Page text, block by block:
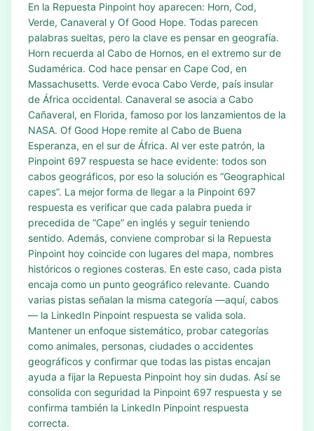
En la Repuesta Pinpoint hoy aparecen: Horn, Cod,
Verde, Canaveral y Of Good Hope. Todas parecen
palabras sueltas, pero la clave es pensar en geografía.
Horn recuerda al Cabo de Hornos, en el extremo sur de
Sudamérica. Cod hace pensar en Cape Cod, en
Massachusetts. Verde evoca Cabo Verde, país insular
de África occidental. Canaveral se asocia a Cabo
Cañaveral, en Florida, famoso por los lanzamientos de la
NASA. Of Good Hope remite al Cabo de Buena
Esperanza, en el sur de África. Al ver este patrón, la
Pinpoint 697 respuesta se hace evidente: todos son
cabos geográficos, por eso la solución es “Geographical
capes”. La mejor forma de llegar a la Pinpoint 697
respuesta es verificar que cada palabra pueda ir
precedida de “Cape” en inglés y seguir teniendo
sentido. Además, conviene comprobar si la Repuesta
Pinpoint hoy coincide con lugares del mapa, nombres
históricos o regiones costeras. En este caso, cada pista
encaja como un punto geográfico relevante. Cuando
varias pistas señalan la misma categoría —aquí, cabos
— la LinkedIn Pinpoint respuesta se valida sola.
Mantener un enfoque sistemático, probar categorías
como animales, personas, ciudades o accidentes
geográficos y confirmar que todas las pistas encajan
ayuda a fijar la Repuesta Pinpoint hoy sin dudas. Así se
consolida con seguridad la Pinpoint 697 respuesta y se
confirma también la LinkedIn Pinpoint respuesta
correcta.